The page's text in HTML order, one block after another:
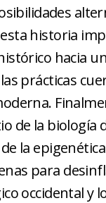
historia
hacia
prácticas
de la biología
la
para
occidental y